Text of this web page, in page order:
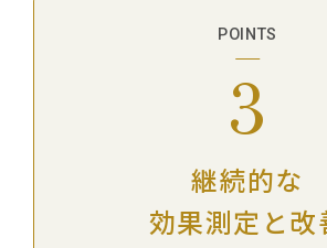
POINTS
3
継続的な
効果測定と改